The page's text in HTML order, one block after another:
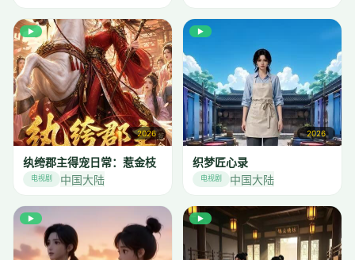
2026
▶
纨绔郡主得宠日常：惹金枝
电视剧 中国大陆
2026
▶
织梦匠心录
电视剧 中国大陆
▶ ▶